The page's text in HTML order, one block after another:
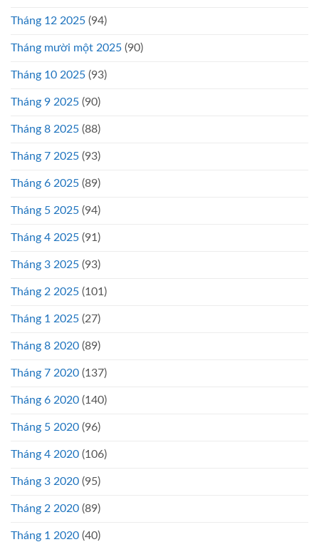
Tháng 12 2025 (94)
Tháng mười một 2025 (90)
Tháng 10 2025 (93)
Tháng 9 2025 (90)
Tháng 8 2025 (88)
Tháng 7 2025 (93)
Tháng 6 2025 (89)
Tháng 5 2025 (94)
Tháng 4 2025 (91)
Tháng 3 2025 (93)
Tháng 2 2025 (101)
Tháng 1 2025 (27)
Tháng 8 2020 (89)
Tháng 7 2020 (137)
Tháng 6 2020 (140)
Tháng 5 2020 (96)
Tháng 4 2020 (106)
Tháng 3 2020 (95)
Tháng 2 2020 (89)
Tháng 1 2020 (40)